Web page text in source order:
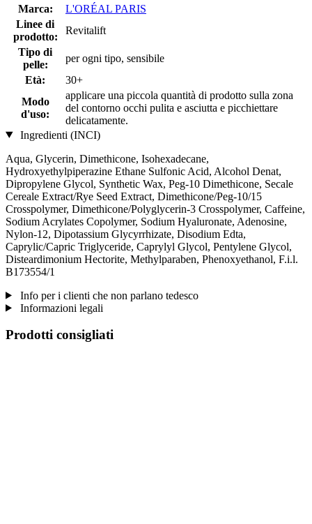
Marca:
L'ORÉAL PARIS
Linee di
prodotto:
Revitalift
Tipo di
pelle:
per ogni tipo, sensibile
Età:
30+
Modo
d'uso:
applicare una piccola quantità di prodotto sulla zona
del contorno occhi pulita e asciutta e picchiettare
delicatamente.
Ingredienti (INCI)
Aqua, Glycerin, Dimethicone, Isohexadecane,
Hydroxyethylpiperazine Ethane Sulfonic Acid, Alcohol Denat,
Dipropylene Glycol, Synthetic Wax, Peg-10 Dimethicone, Secale
Cereale Extract/Rye Seed Extract, Dimethicone/Peg-10/15
Crosspolymer, Dimethicone/Polyglycerin-3 Crosspolymer, Caffeine,
Sodium Acrylates Copolymer, Sodium Hyaluronate, Adenosine,
Nylon-12, Dipotassium Glycyrrhizate, Disodium Edta,
Caprylic/Capric Triglyceride, Caprylyl Glycol, Pentylene Glycol,
Disteardimonium Hectorite, Methylparaben, Phenoxyethanol, F.i.l.
B173554/1
Info per i clienti che non parlano tedesco
Informazioni legali
Prodotti consigliati